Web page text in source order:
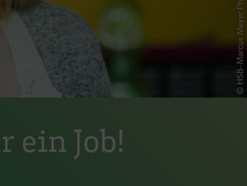
© HSB-Marcus Meyer Photography
ein Job!